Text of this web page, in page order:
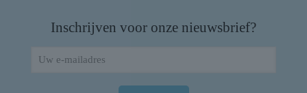
Inschrijven voor onze nieuwsbrief?